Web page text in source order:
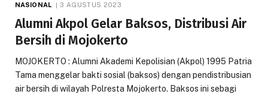
NASIONAL 3 AGUSTUS 2023
Alumni Akpol Gelar Baksos, Distribusi Air
Bersih di Mojokerto
MOJOKERTO : Alumni Akademi Kepolisian (Akpol) 1995 Patria
Tama menggelar bakti sosial (baksos) dengan pendistribusian
air bersih di wilayah Polresta Mojokerto. Baksos ini sebagi